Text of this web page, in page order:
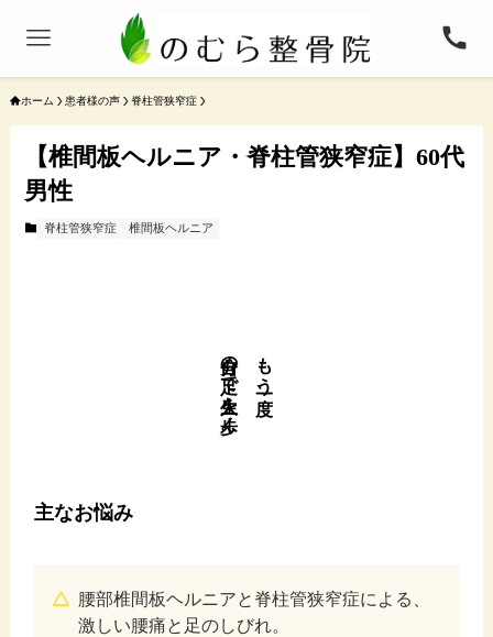
ホーム 患者様の声 脊柱管狭窄症
【椎間板ヘルニア・脊柱管狭窄症】60代
男性
脊柱管狭窄症 椎間板ヘルニア
もう一度、
自分の足で人生を歩く。
主なお悩み
腰部椎間板ヘルニアと脊柱管狭窄症による、
激しい腰痛と足のしびれ。